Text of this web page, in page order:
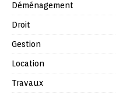
Déménagement
Droit
Gestion
Location
Travaux